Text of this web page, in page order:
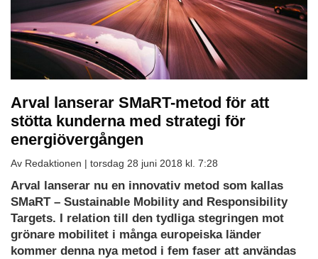
Arval lanserar SMaRT-metod för att
stötta kunderna med strategi för
energiövergången
Av Redaktionen | torsdag 28 juni 2018 kl. 7:28
Arval lanserar nu en innovativ metod som kallas
SMaRT – Sustainable Mobility and Responsibility
Targets. I relation till den tydliga stegringen mot
grönare mobilitet i många europeiska länder
kommer denna nya metod i fem faser att användas